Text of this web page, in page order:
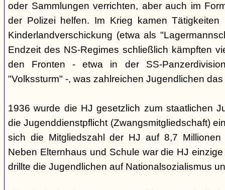
oder Sammlungen verrichten, aber auch im
der Polizei helfen. Im Krieg kamen
Kinderlandverschickung (etwa als
Endzeit des NS-Regimes schließlich kämpften
den Fronten - etwa in der SS-
"Volkssturm" -, was zahlreichen Jugendlichen
1936 wurde die HJ gesetzlich zum staatlichen
die Jugenddienstpflicht (Zwangsmitgliedschaft)
sich die Mitgliedszahl der HJ auf 8,7 Millionen
Neben Elternhaus und Schule war die HJ
drillte die Jugendlichen auf Nationalsozialismus